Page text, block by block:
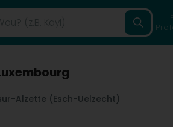
Alzette (Esch-Uelzecht)